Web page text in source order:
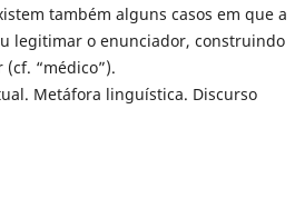
também alguns casos em que a
legitimar o enunciador, construindo
“médico”).
Metáfora linguística. Discurso